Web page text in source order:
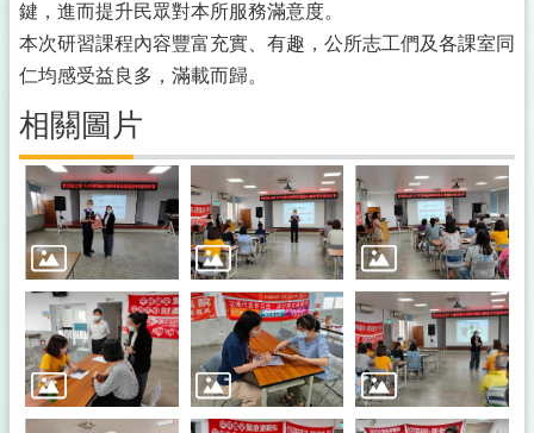
鍵，進而提升民眾對本所服務滿意度。
本次研習課程內容豐富充實、有趣，公所志工們及各課室同
仁均感受益良多，滿載而歸。
相關圖片